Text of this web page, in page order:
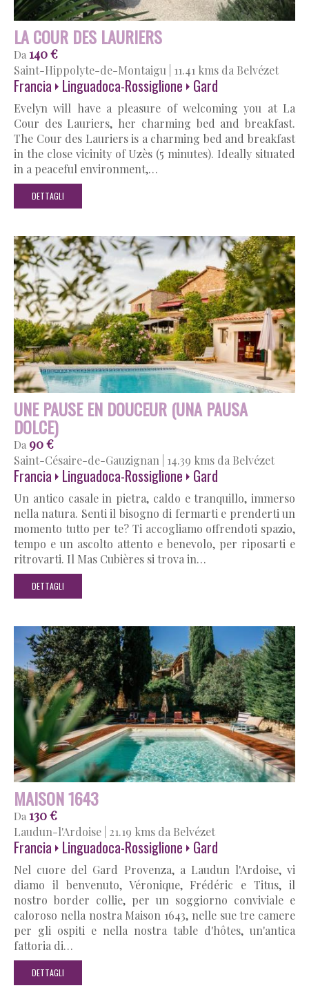
LA COUR DES LAURIERS
Da 140 €
Saint-Hippolyte-de-Montaigu 11.41 kms da Belvézet
Francia Linguadoca-Rossiglione Gard
Evelyn will have a pleasure of welcoming you at La
Cour des Lauriers, her charming bed and breakfast.
The Cour des Lauriers is a charming bed and breakfast
in the close vicinity of Uzès (5 minutes). Ideally situated
in a peaceful environment,…
DETTAGLI
UNE PAUSE EN DOUCEUR (UNA PAUSA
DOLCE)
Da 90 €
Saint-Césaire-de-Gauzignan 14.39 kms da Belvézet
Francia Linguadoca-Rossiglione Gard
Un antico casale in pietra, caldo e tranquillo, immerso
nella natura. Senti il bisogno di fermarti e prenderti un
momento tutto per te? Ti accogliamo offrendoti spazio,
tempo e un ascolto attento e benevolo, per riposarti e
ritrovarti. Il Mas Cubières si trova in…
DETTAGLI
MAISON 1643
Da 130 €
Laudun-l'Ardoise 21.19 kms da Belvézet
Francia Linguadoca-Rossiglione Gard
Nel cuore del Gard Provenza, a Laudun l'Ardoise, vi
diamo il benvenuto, Véronique, Frédéric e Titus, il
nostro border collie, per un soggiorno conviviale e
caloroso nella nostra Maison 1643, nelle sue tre camere
per gli ospiti e nella nostra table d'hôtes, un'antica
fattoria di…
DETTAGLI